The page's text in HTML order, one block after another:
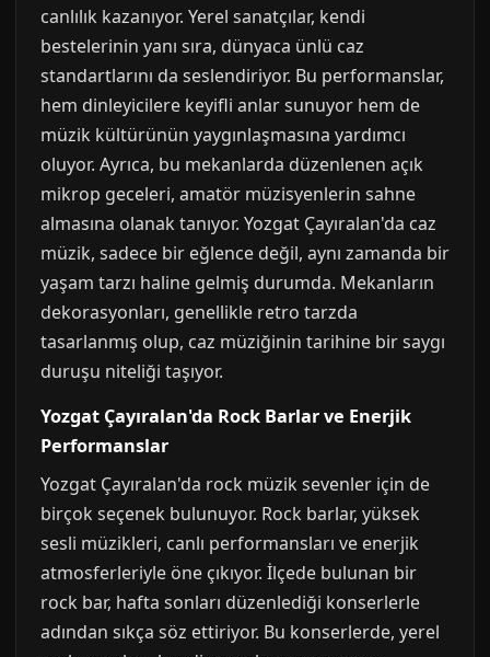
canlılık kazanıyor. Yerel sanatçılar, kendi
bestelerinin yanı sıra, dünyaca ünlü caz
standartlarını da seslendiriyor. Bu performanslar,
hem dinleyicilere keyifli anlar sunuyor hem de
müzik kültürünün yaygınlaşmasına yardımcı
oluyor. Ayrıca, bu mekanlarda düzenlenen açık
mikrop geceleri, amatör müzisyenlerin sahne
almasına olanak tanıyor. Yozgat Çayıralan'da caz
müzik, sadece bir eğlence değil, aynı zamanda bir
yaşam tarzı haline gelmiş durumda. Mekanların
dekorasyonları, genellikle retro tarzda
tasarlanmış olup, caz müziğinin tarihine bir saygı
duruşu niteliği taşıyor.
Yozgat Çayıralan'da Rock Barlar ve Enerjik
Performanslar
Yozgat Çayıralan'da rock müzik sevenler için de
birçok seçenek bulunuyor. Rock barlar, yüksek
sesli müzikleri, canlı performansları ve enerjik
atmosferleriyle öne çıkıyor. İlçede bulunan bir
rock bar, hafta sonları düzenlediği konserlerle
adından sıkça söz ettiriyor. Bu konserlerde, yerel